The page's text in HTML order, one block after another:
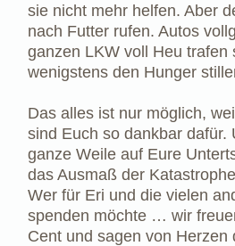
sie nicht mehr helfen. Aber
nach Futter rufen. Autos
ganzen LKW voll Heu
wenigstens den Hunger
Das alles ist nur möglich,
sind Euch so dankbar
ganze Weile auf Eure
das Ausmaß der
Wer für Eri und die vielen
spenden möchte … wir
Cent und sagen von Herzen